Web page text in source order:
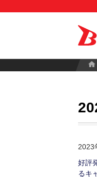
2023
好評
るキ